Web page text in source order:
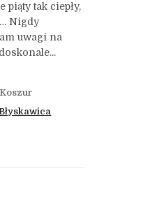
piąty tak ciepły,
Nigdy
uwagi na